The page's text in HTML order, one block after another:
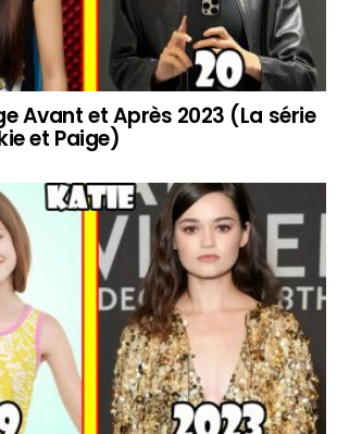
Avant et Après 2023 (La série
et Paige)